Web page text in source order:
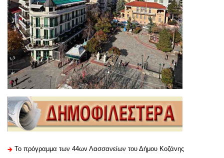
Το πρόγραμμα των 44ων Λασσανείων του Δήμου Κοζάνης